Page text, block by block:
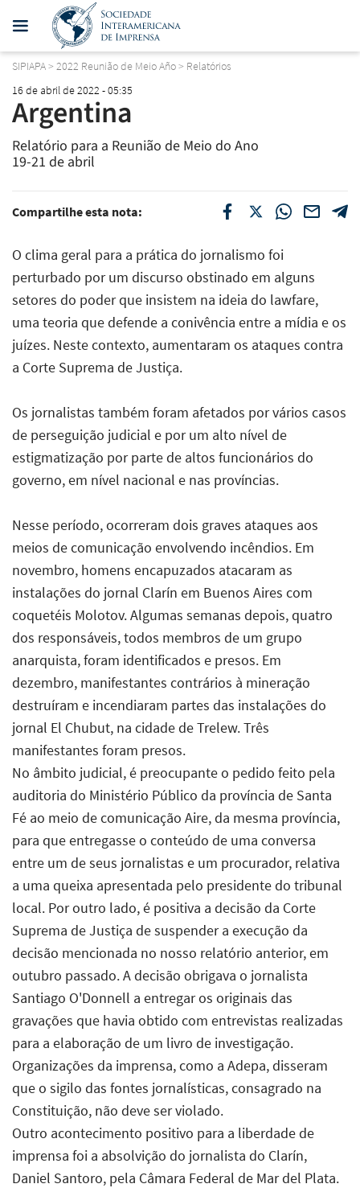
SIPIAPA> 2022 Reunião de Meio Año> Relatórios
16 de abril de 2022 - 05:35
Argentina
Relatório para a Reunião de Meio do Ano
19-21 de abril
Compartilhe esta nota:
O clima geral para a prática do jornalismo foi
perturbado por um discurso obstinado em alguns
setores do poder que insistem na ideia do lawfare,
uma teoria que defende a conivência entre a mídia e os
juízes. Neste contexto, aumentaram os ataques contra
a Corte Suprema de Justiça.
Os jornalistas também foram afetados por vários casos
de perseguição judicial e por um alto nível de
estigmatização por parte de altos funcionários do
governo, em nível nacional e nas províncias.
Nesse período, ocorreram dois graves ataques aos
meios de comunicação envolvendo incêndios. Em
novembro, homens encapuzados atacaram as
instalações do jornal Clarín em Buenos Aires com
coquetéis Molotov. Algumas semanas depois, quatro
dos responsáveis, todos membros de um grupo
anarquista, foram identificados e presos. Em
dezembro, manifestantes contrários à mineração
destruíram e incendiaram partes das instalações do
jornal El Chubut, na cidade de Trelew. Três
manifestantes foram presos.
No âmbito judicial, é preocupante o pedido feito pela
auditoria do Ministério Público da província de Santa
Fé ao meio de comunicação Aire, da mesma província,
para que entregasse o conteúdo de uma conversa
entre um de seus jornalistas e um procurador, relativa
a uma queixa apresentada pelo presidente do tribunal
local. Por outro lado, é positiva a decisão da Corte
Suprema de Justiça de suspender a execução da
decisão mencionada no nosso relatório anterior, em
outubro passado. A decisão obrigava o jornalista
Santiago O'Donnell a entregar os originais das
gravações que havia obtido com entrevistas realizadas
para a elaboração de um livro de investigação.
Organizações da imprensa, como a Adepa, disseram
que o sigilo das fontes jornalísticas, consagrado na
Constituição, não deve ser violado.
Outro acontecimento positivo para a liberdade de
imprensa foi a absolvição do jornalista do Clarín,
Daniel Santoro, pela Câmara Federal de Mar del Plata.